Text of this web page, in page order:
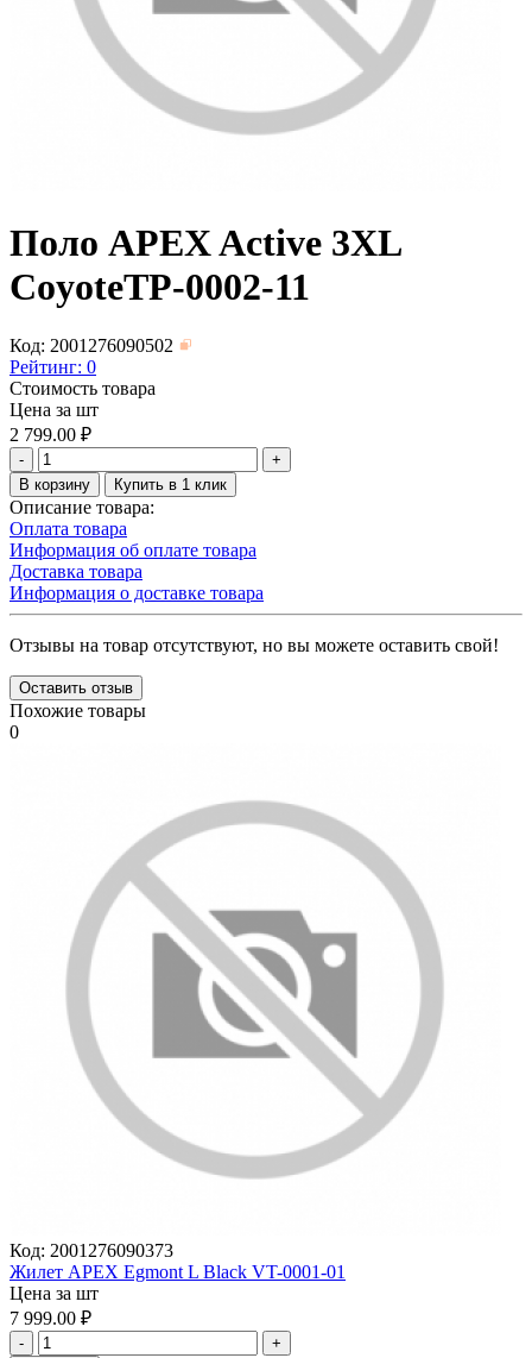
Поло APEX Active 3XL
CoyoteTP-0002-11
Код: 2001276090502
Рейтинг: 0
Стоимость товара
Цена за шт
2 799.00 ₽
-
+
В корзину
Купить в 1 клик
Описание товара:
Оплата товара
Информация об оплате товара
Доставка товара
Информация о доставке товара
Отзывы на товар отсутствуют, но вы можете оставить свой!
Оставить отзыв
Похожие товары
0
Код: 2001276090373
Жилет APEX Egmont L Black VT-0001-01
Цена за шт
7 999.00 ₽
- +